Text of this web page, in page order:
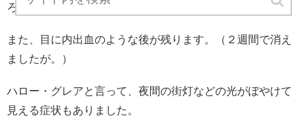
ろします。
また、目に内出血のような後が残ります。（２週間で消え
ましたが。）
ハロー・グレアと言って、夜間の街灯などの光がぼやけて
見える症状もありました。